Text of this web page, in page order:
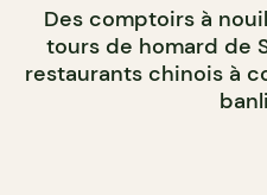
Des comptoirs à
tours de homard de
restaurants chinois à